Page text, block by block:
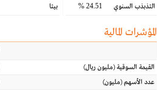
التذبذب السنوي 24.51 % بيتا
المؤشرات المالية
القيمة السوقية(مليون ريال)
عدد الأسهم(مليون)